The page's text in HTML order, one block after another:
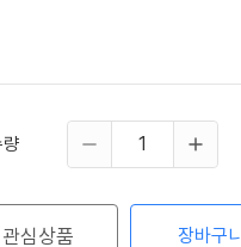
량
관심상품 장바구니